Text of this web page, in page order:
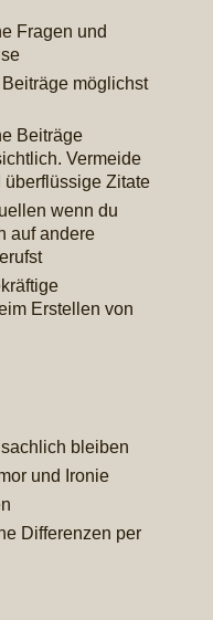
Fragen und
möglichst
Beiträge
Vermeide
überflüssige Zitate
wenn du
auf andere
Erstellen von
bleiben
und Ironie
Differenzen per